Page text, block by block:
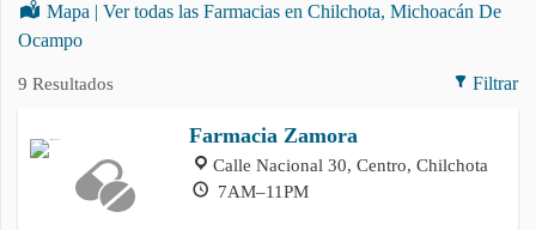
Mapa | Ver todas las Farmacias en Chilchota, Michoacán De
Ocampo
Filtrar
9 Resultados
Farmacia Zamora
Calle Nacional 30, Centro, Chilchota
7AM–11PM